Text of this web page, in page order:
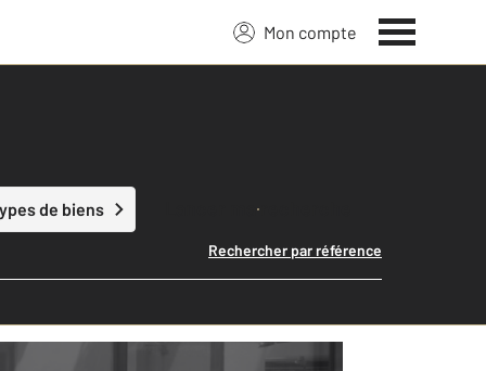
Mon compte
de biens Lancer ma recherche
Rechercher par référence